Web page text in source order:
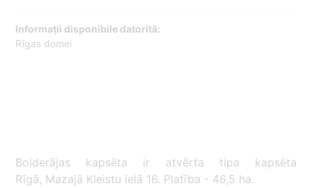
Informații disponibile datorită:
Rīgas domei
Bolderājas kapsēta ir atvērta tipa kapsēta
Rīgā, Mazajā Kleistu ielā 16. Platība - 46,5 ha.